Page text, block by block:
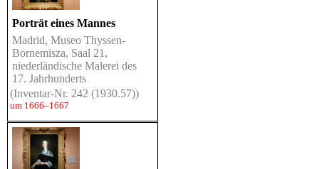
Porträt eines Mannes
Madrid, Museo Thyssen-
Bornemisza, Saal 21,
niederländische Malerei des
17. Jahrhunderts
(Inventar-Nr. 242 (1930.57))
um 1666–1667